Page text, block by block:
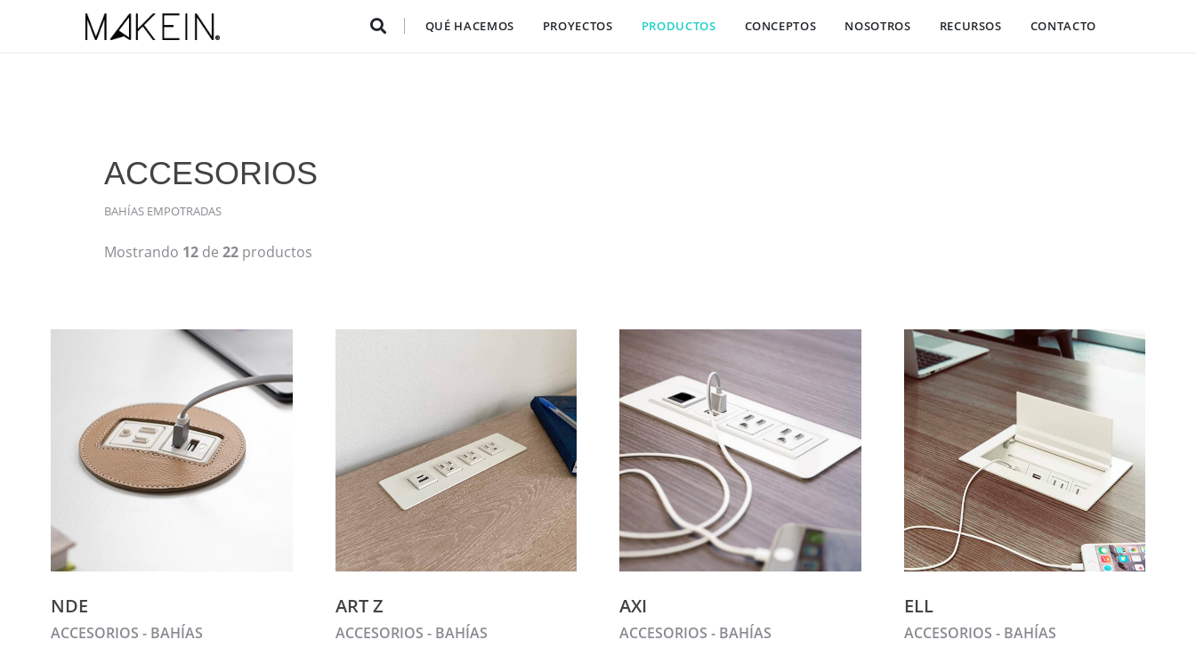
QUÉ HACEMOS PROYECTOS PRODUCTOS CONCEPTOS NOSOTROS RECURSOS CONTACTO
ACCESORIOS
BAHÍAS EMPOTRADAS
Mostrando 12 de 22 productos
NDE
ACCESORIOS - BAHÍAS
ART Z
ACCESORIOS - BAHÍAS
AXI
ACCESORIOS - BAHÍAS
ELL
ACCESORIOS - BAHÍAS